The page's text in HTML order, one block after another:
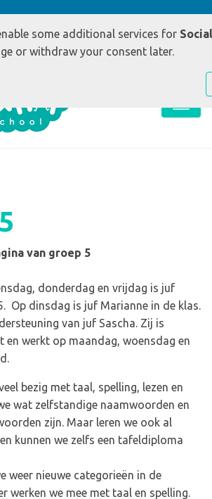
5801 RE Venray 0478-569233
van groep 5
donderdag en vrijdag is juf
Op dinsdag is juf Marianne in de klas.
van juf Sascha. Zij is
en werkt op maandag, woensdag en
bezig met taal, spelling, lezen en
wat zelfstandige naamwoorden en
zijn. Maar leren we ook al
kunnen we zelfs een tafeldiploma
weer nieuwe categorieën in de
werken we mee met taal en spelling.
some additional services for
or withdraw your consent later.